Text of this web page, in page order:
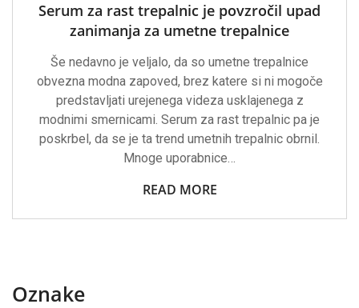
Serum za rast trepalnic je povzročil upad
zanimanja za umetne trepalnice
Še nedavno je veljalo, da so umetne trepalnice
obvezna modna zapoved, brez katere si ni mogoče
predstavljati urejenega videza usklajenega z
modnimi smernicami. Serum za rast trepalnic pa je
poskrbel, da se je ta trend umetnih trepalnic obrnil.
Mnoge uporabnice…
READ MORE
Oznake